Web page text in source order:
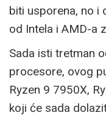
biti usporena, no i
od Intela i AMD-a
Sada isti tretman
procesore, ovog
Ryzen 9 7950X,
koji će sada